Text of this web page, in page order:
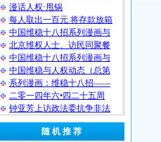
漫话人权·甩锅
每人取出一百元 将存款放箱
中国维稳十八招系列漫画与
北京维权人士、访民同聚餐
中国维稳十八招系列漫画与
中国维稳与人权动态（总第
系列漫画：维稳十八招——
二零一四年六•四二十五周
钟亚芳上访政法委抗争非法
随 机 推 荐